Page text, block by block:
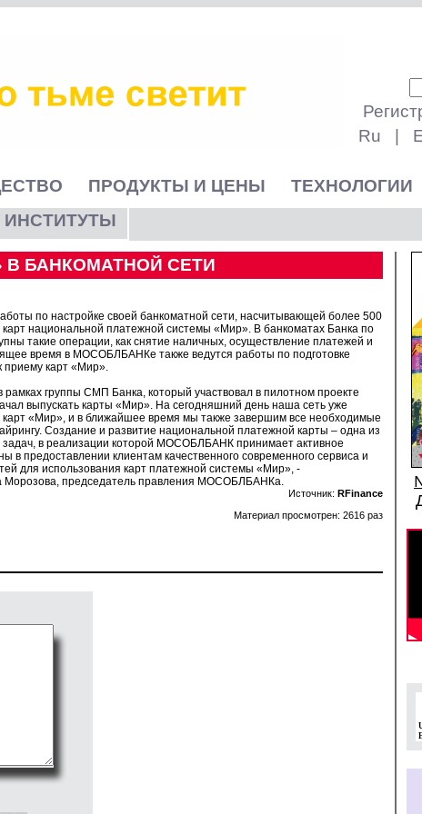
Ru
ПРОДУКТЫ И ЦЕНЫ
ТЕХНОЛОГИИ
В БАНКОМАТНОЙ СЕТИ
по настройке своей банкоматной сети, насчитывающей более 500
карт национальной платежной системы «Мир». В банкоматах Банка по
такие операции, как снятие наличных, осуществление платежей и
время в МОСОБЛБАНКе также ведутся работы по подготовке
приему карт «Мир».
группы СМП Банка, который участвовал в пилотном проекте
выпускать карты «Мир». На сегодняшний день наша сеть уже
карт «Мир», и в ближайшее время мы также завершим все необходимые
Создание и развитие национальной платежной карты – одна из
задач, в реализации которой МОСОБЛБАНК принимает активное
в предоставлении клиентам качественного современного сервиса и
для использования карт платежной системы «Мир», -
Морозова, председатель правления МОСОБЛБАНКа.
Источник: RFinance
Материал просмотрен: 2616 раз